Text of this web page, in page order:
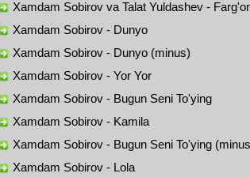
Xamdam Sobirov va Talat Yuldashev -
Xamdam Sobirov - Dunyo
Xamdam Sobirov - Dunyo (minus)
Xamdam Sobirov - Yor Yor
Xamdam Sobirov - Bugun Seni To'ying
Xamdam Sobirov - Kamila
Xamdam Sobirov - Bugun Seni To'ying
Xamdam Sobirov - Lola